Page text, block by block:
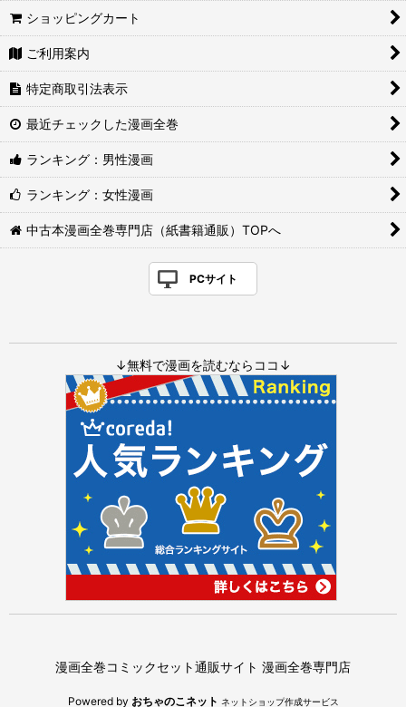
ショッピングカート
ご利用案内
特定商取引法表示
最近チェックした漫画全巻
ランキング：男性漫画
ランキング：女性漫画
中古本漫画全巻専門店（紙書籍通販）TOPへ
PCサイト
↓無料で漫画を読むならココ↓
漫画全巻コミックセット通販サイト 漫画全巻専門店
Powered by おちゃのこネット ネットショップ作成サービス